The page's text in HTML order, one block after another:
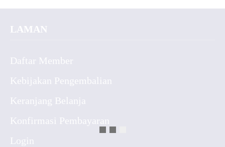
LAMAN
Daftar Member
Kebijakan Pengembalian
Keranjang Belanja
Konfirmasi Pembayaran
Login